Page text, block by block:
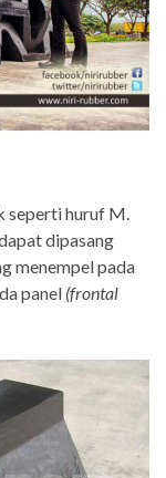
seperti huruf M.
dipasang
menempel pada
panel (frontal